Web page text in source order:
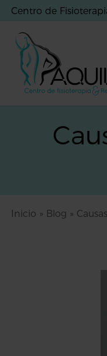
Centro de
Inicio » Blog »